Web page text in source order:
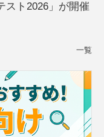
スト2026」が開催
一覧